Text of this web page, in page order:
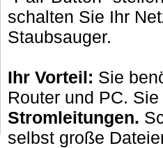
schalten Sie Ihr
Staubsauger.
Ihr Vorteil: Sie
Router und PC.
Stromleitungen.
selbst große